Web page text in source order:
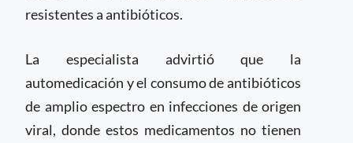
resistentes a antibióticos.
La especialista advirtió que la
automedicación y el consumo de antibióticos
de amplio espectro en infecciones de origen
viral, donde estos medicamentos no tienen